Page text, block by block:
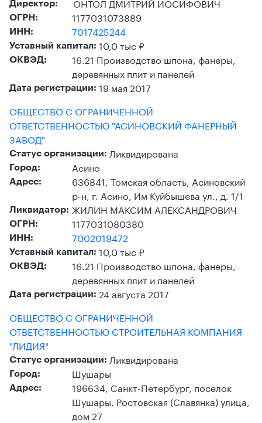
Директор:
ОГРН: 1177031073889
ИНН: 7017425244
Уставный капитал: 10,0 тыс ₽
ОКВЭД:
16.21 Производство шпона, фанеры,
деревянных плит и панелей
Дата регистрации: 19 мая 2017
ОБЩЕСТВО С ОГРАНИЧЕННОЙ
ОТВЕТСТВЕННОСТЬЮ "АСИНОВСКИЙ ФАНЕРНЫЙ
ЗАВОД"
Статус организации: Ликвидирована
Город: Асино
Адрес:
636841, Томская область, Асиновский
р-н, г. Асино, Им Куйбышева ул., д. 1/1
Ликвидатор: ЖИЛИН МАКСИМ АЛЕКСАНДРОВИЧ
ОГРН: 1177031080380
ИНН: 7002019472
Уставный капитал: 10,0 тыс ₽
ОКВЭД:
16.21 Производство шпона, фанеры,
деревянных плит и панелей
Дата регистрации: 24 августа 2017
ОБЩЕСТВО С ОГРАНИЧЕННОЙ
ОТВЕТСТВЕННОСТЬЮ СТРОИТЕЛЬНАЯ КОМПАНИЯ
"ЛИДИЯ"
Статус организации: Ликвидирована
Город: Шушары
Адрес:
196634, Санкт-Петербург, поселок
Шушары, Ростовская (Славянка) улица,
дом 27